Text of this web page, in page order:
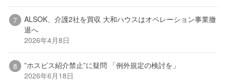
ALSOK、介護2社を買収 大和ハウスはオペレーション事業撤
退へ
2026年4月8日
”ホスピス紹介禁止”に疑問 「例外規定の検討を」
2026年6月18日